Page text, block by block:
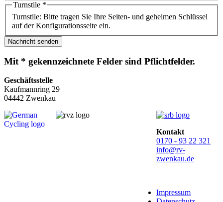
Turnstile *
Turnstile: Bitte tragen Sie Ihre Seiten- und geheimen Schlüssel
auf der Konfigurationsseite ein.
Nachricht senden
Mit * gekennzeichnete Felder sind Pflichtfelder.
Geschäftsstelle
Kaufmannring 29
04442 Zwenkau
Kontakt
0170 - 93 22 321
info@rv-
zwenkau.de
Impressum